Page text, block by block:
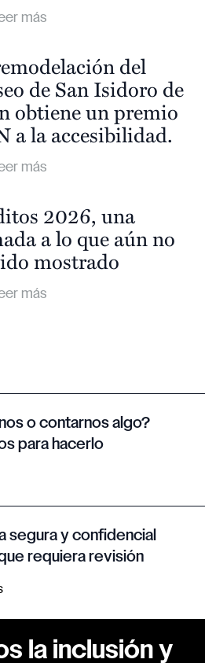
del
de San Isidoro de
obtiene un premio
a la accesibilidad.
2026, una
a lo que aún no
mostrado
o contarnos algo?
para hacerlo
segura y confidencial
requiera revisión
la inclusión y